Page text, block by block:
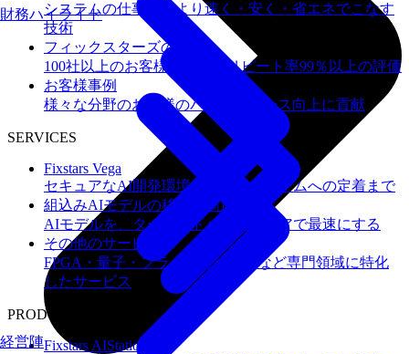
システムの仕事を、より速く・安く・省エネでこなす
技術
フィックスターズの​強み
100社以上のお客様を支援しリピート率99％以上の評価
お客様事例
様々な分野のお客様のパフォーマンス向上に貢献
SERVICES
Fixstars Vega
セキュアなAI開発環境の構築からチームへの定着まで
組込みAIモデルの移植・高速化
AIモデルを、ターゲットハードウェアで最速にする
その他のサービス
FPGA・量子・フラッシュメモリなど専門領域に特化
したサービス
PRODUCTS
Fixstars AIStation
経営陣
財務ハイライト